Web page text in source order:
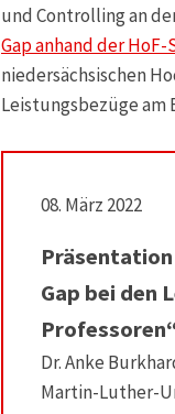
und Controlling an
Gap anhand der
niedersächsischen
Leistungsbezüge am
08. März 2022
Präsentation
Gap bei den
Dr. Anke
Martin-Luther-